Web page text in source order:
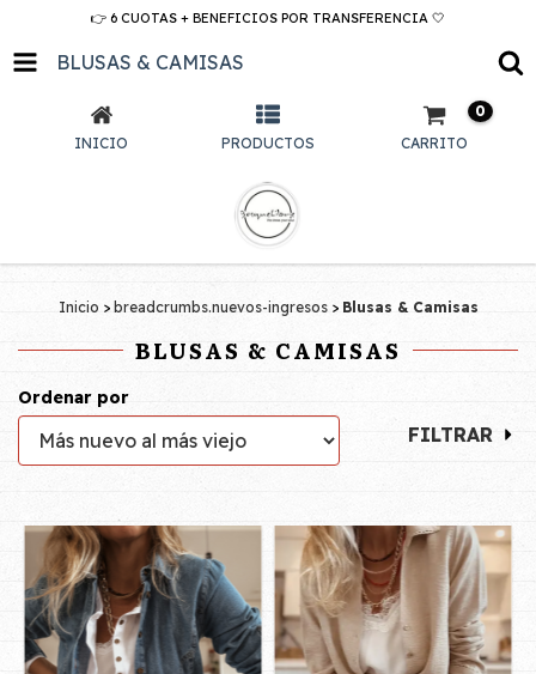
👉 6 CUOTAS + BENEFICIOS POR TRANSFERENCIA 🤍
BLUSAS & CAMISAS
INICIO PRODUCTOS CARRITO
0
Inicio > breadcrumbs.nuevos-ingresos > Blusas & Camisas
BLUSAS & CAMISAS
Ordenar por
FILTRAR